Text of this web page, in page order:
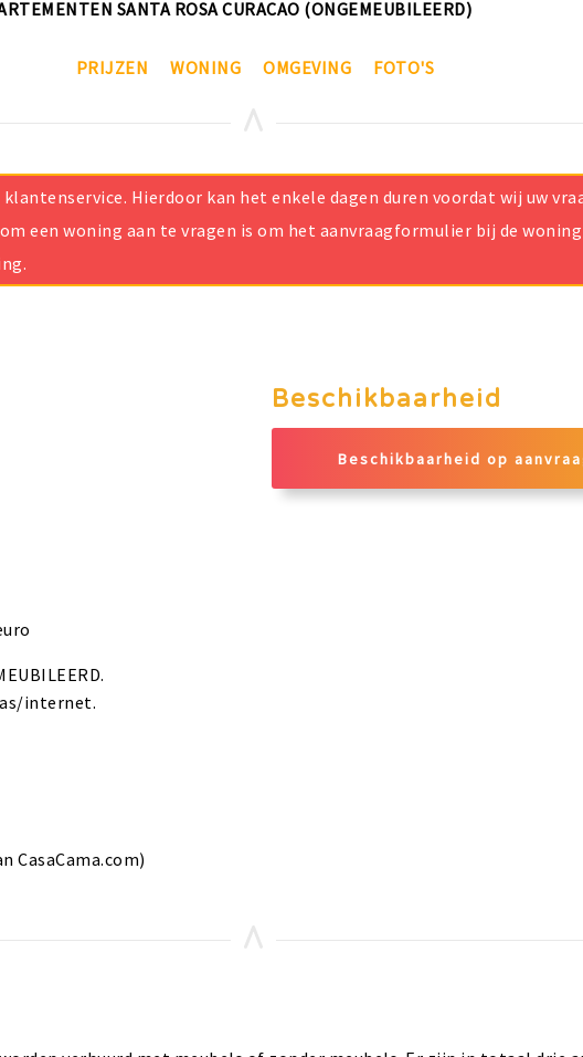
SANTA ROSA CURACAO (ONGEMEUBILEERD)
PRIJZEN WONING OMGEVING FOTO'S
Hierdoor kan het enkele dagen duren voordat wij uw
een woning aan te vragen is om het aanvraagformulier bij de
internet.
CasaCama.com)
Beschikbaarheid
Beschikbaarheid op